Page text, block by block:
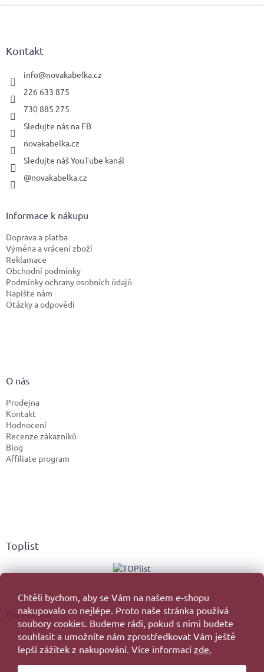
Chtěli bychom, aby se Vám na našem e-shopu
nakupovalo co nejlépe. Proto naše stránka používá
soubory cookies. Budeme rádi, pokud s nimi budete
souhlasit a umožníte nám zprostředkovat Vám ještě
lepší zážitek z nakupování. Více informací zde.
Kontakt
info@novakabelka.cz
226 633 875
730 885 275
Sledujte nás na FB
novakabelka.cz
Sledujte náš YouTube kanál
@novakabelka.cz
Informace k nákupu
Doprava a platba
Výměna a vrácení zboží
Reklamace
Obchodní podmínky
Podmínky ochrany osobních údajů
Napište nám
Otázky a odpovědi
O nás
Prodejna
Kontakt
Hodnocení
Recenze zákazníků
Blog
Affiliate program
Toplist
Facebook